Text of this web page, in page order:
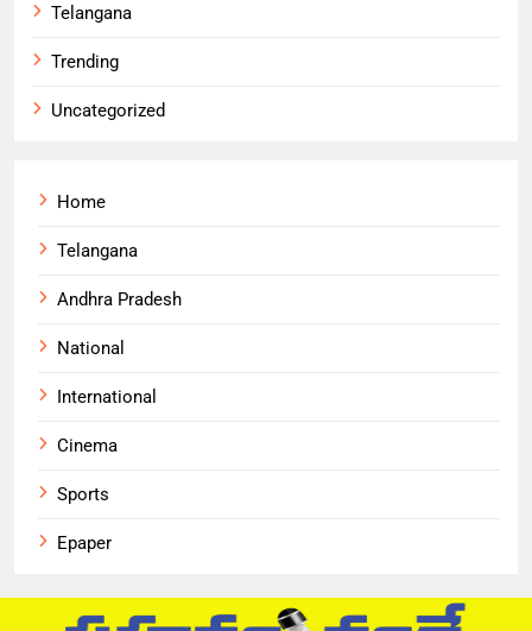
Telangana
Trending
Uncategorized
Home
Telangana
Andhra Pradesh
National
International
Cinema
Sports
Epaper